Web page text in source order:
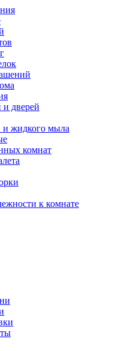
дверей
и жидкого мыла
комнат
к комнате